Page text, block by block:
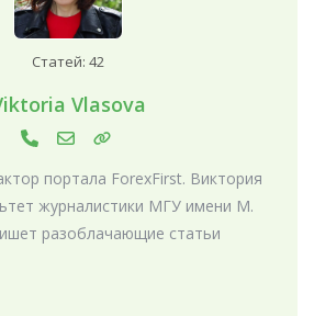
Статей: 42
Vlasova
портала ForexFirst. Виктория
журналистики МГУ имени М.
разоблачающие статьи